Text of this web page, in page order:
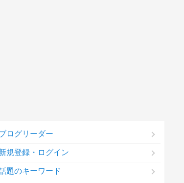
ログリーダー
規登録・ログイン
題のキーワード